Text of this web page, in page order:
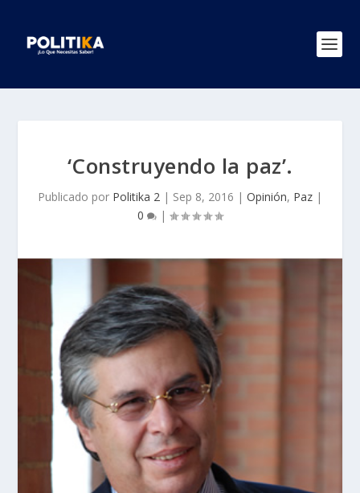
‘Construyendo la paz’.
Publicado por Politika 2 | Sep 8, 2016 | Opinión, Paz |
0
|